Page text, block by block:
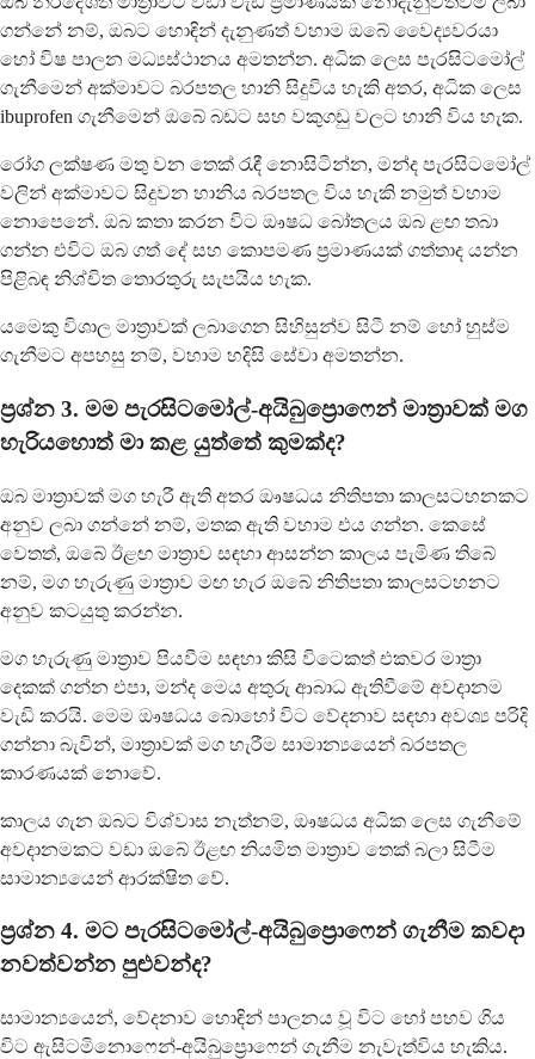
ගන්නේ නම්, ඔබට හොඳින් දැනුණත් වහාම ඔබේ වෛද්‍යවරයා
හෝ විෂ පාලන මධ්‍යස්ථානය අමතන්න. අධික ලෙස පැරසිටමෝල්
ගැනීමෙන් අක්මාවට බරපතල හානි සිදුවිය හැකි අතර, අධික ලෙස
ibuprofen ගැනීමෙන් ඔබේ බඩට සහ වකුගඩු වලට හානි විය හැක.
රෝග ලක්ෂණ මතු වන තෙක් රැඳී නොසිටින්න, මන්ද පැරසිටමෝල්
වලින් අක්මාවට සිදුවන හානිය බරපතල විය හැකි නමුත් වහාම
නොපෙනේ. ඔබ කතා කරන විට ඖෂධ බෝතලය ඔබ ළඟ තබා
ගන්න එවිට ඔබ ගත් දේ සහ කොපමණ ප්‍රමාණයක් ගත්තාද යන්න
පිළිබඳ නිශ්චිත තොරතුරු සැපයිය හැක.
යමෙකු විශාල මාත්‍රාවක් ලබාගෙන සිහිසුන්ව සිටී නම් හෝ හුස්ම
ගැනීමට අපහසු නම්, වහාම හදිසි සේවා අමතන්න.
ප්‍රශ්න 3. මම පැරසිටමෝල්-අයිබුප්‍රොෆෙන් මාත්‍රාවක් මග
හැරියහොත් මා කළ යුත්තේ කුමක්ද?
ඔබ මාත්‍රාවක් මග හැරී ඇති අතර ඖෂධය නිතිපතා කාලසටහනකට
අනුව ලබා ගන්නේ නම්, මතක ඇති වහාම එය ගන්න. කෙසේ
වෙතත්, ඔබේ ඊළඟ මාත්‍රාව සඳහා ආසන්න කාලය පැමිණ තිබේ
නම්, මග හැරුණු මාත්‍රාව මඟ හැර ඔබේ නිතිපතා කාලසටහනට
අනුව කටයුතු කරන්න.
මග හැරුණු මාත්‍රාව පියවීම සඳහා කිසි විටෙකත් එකවර මාත්‍රා
දෙකක් ගන්න එපා, මන්ද මෙය අතුරු ආබාධ ඇතිවීමේ අවදානම
වැඩි කරයි. මෙම ඖෂධය බොහෝ විට වේදනාව සඳහා අවශ්‍ය පරිදි
ගන්නා බැවින්, මාත්‍රාවක් මග හැරීම සාමාන්‍යයෙන් බරපතල
කාරණයක් නොවේ.
කාලය ගැන ඔබට විශ්වාස නැත්නම්, ඖෂධය අධික ලෙස ගැනීමේ
අවදානමකට වඩා ඔබේ ඊළඟ නියමිත මාත්‍රාව තෙක් බලා සිටීම
සාමාන්‍යයෙන් ආරක්ෂිත වේ.
ප්‍රශ්න 4. මට පැරසිටමෝල්-අයිබුප්‍රොෆෙන් ගැනීම කවදා
නවත්වන්න පුළුවන්ද?
සාමාන්‍යයෙන්, වේදනාව හොඳින් පාලනය වූ විට හෝ පහව ගිය
විට ඇසිටමිනොෆෙන්-අයිබුප්‍රොෆෙන් ගැනීම නැවැත්විය හැකිය.